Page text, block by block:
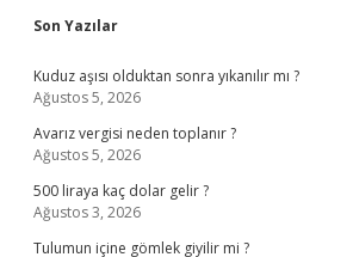
Sidebar
Son Yazılar
Kuduz aşısı olduktan sonra yıkanılır mı ?
Ağustos 5, 2026
Avarız vergisi neden toplanır ?
Ağustos 5, 2026
500 liraya kaç dolar gelir ?
Ağustos 3, 2026
Tulumun içine gömlek giyilir mi ?